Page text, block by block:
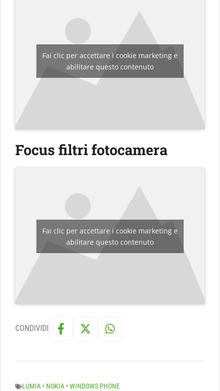
Fai clic per accettare i cookie marketing e
abilitare questo contenuto
Focus filtri fotocamera
Fai clic per accettare i cookie marketing e
abilitare questo contenuto
CONDIVIDI
LUMIA • NOKIA • WINDOWS PHONE